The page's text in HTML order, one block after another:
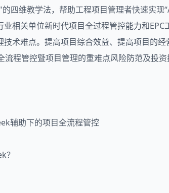
四维教学法，帮助工程项目管理者快速实现
相关单位新时代项目全过程管控能力和
术难点。提高项目综合效益、提高项目的
流程管控暨项目管理的重难点风险防范及投
辅助下的项目全流程管控
？